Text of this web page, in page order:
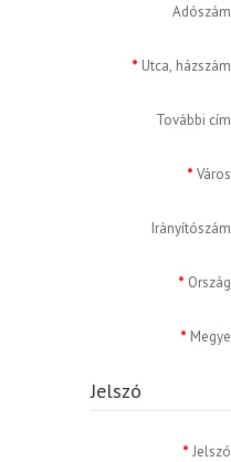
Adószám
Utca, házszám
További cím
Város
Irányítószám
Ország
Megye
Jelszó
Jelszó